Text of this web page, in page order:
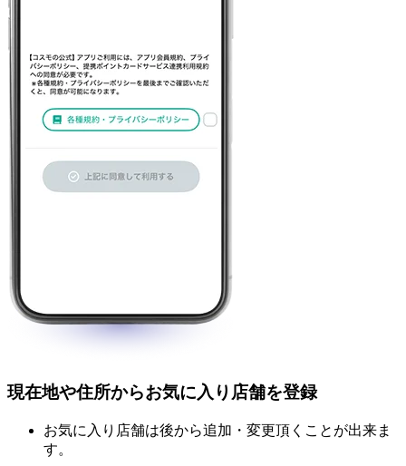
現在地や住所からお気に入り店舗を登録
お気に入り店舗は後から追加・変更頂くことが出来ま
す。